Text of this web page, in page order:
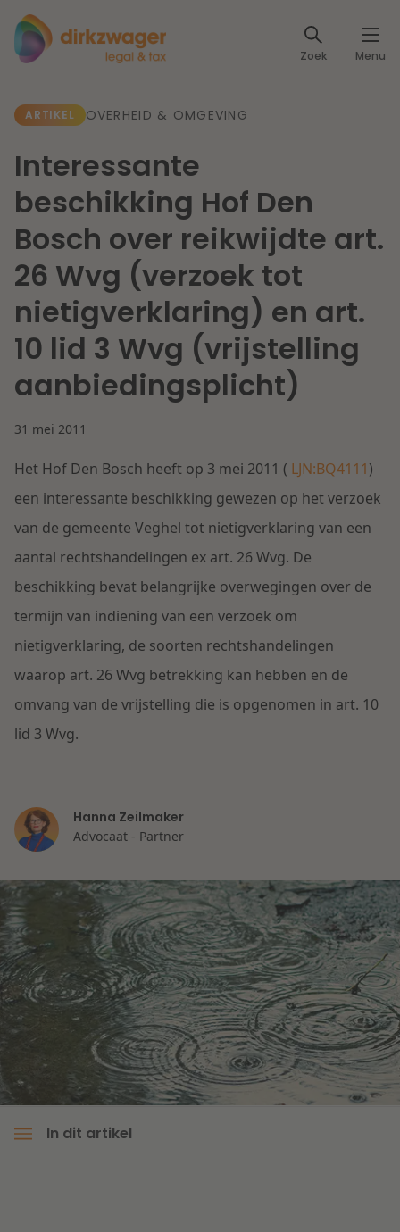
Zoek Menu
Expertises
Fiscaal
Arbeid & Pensioen
IT & Privacy
IE & Innovatie
Herstructurering & Insolventie
Zorg & Sociaal domein
Vastgoed
Overheid & Omgeving
Aanbesteding & Mededinging
Litigation
Onderwijs
Dichtbij een toekomstbestendige zorg
Lees meer
Dichtbij de kansen en uitdagingen in de
woningbouw
Lees meer
Dichtbij de wendbare onderneming
Artikelen
Klantcases
Events
Specialisten
Over ons
Over Dirkzwager
Internationale partners
Nieuws
Werken bij
Contact
ARTIKEL OVERHEID & OMGEVING
Interessante
beschikking Hof Den
Bosch over reikwijdte art.
26 Wvg (verzoek tot
nietigverklaring) en art.
10 lid 3 Wvg (vrijstelling
aanbiedingsplicht)
31 mei 2011
Het Hof Den Bosch heeft op 3 mei 2011 ( LJN:BQ4111)
een interessante beschikking gewezen op het verzoek
van de gemeente Veghel tot nietigverklaring van een
aantal rechtshandelingen ex art. 26 Wvg. De
beschikking bevat belangrijke overwegingen over de
termijn van indiening van een verzoek om
nietigverklaring, de soorten rechtshandelingen
waarop art. 26 Wvg betrekking kan hebben en de
omvang van de vrijstelling die is opgenomen in art. 10
lid 3 Wvg.
Hanna Zeilmaker
Advocaat - Partner
In dit artikel